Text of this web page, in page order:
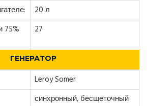
20 л
75%
27
ГЕНЕРАТОР
Leroy Somer
синхронный, бесщеточный